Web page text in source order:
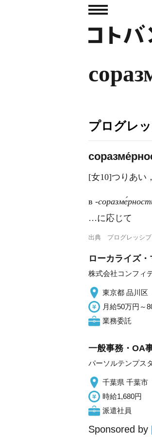
プログレ
[女10]つりあい
в
…に応じて
出典 プログレッシ
ローカライズ
株式会社コンフィ
東京都 品川区
月給50万円～
業務委託
一般事務・OA
パーソルテンプス
千葉県 千葉市
時給1,680円
派遣社員
Sponsored by